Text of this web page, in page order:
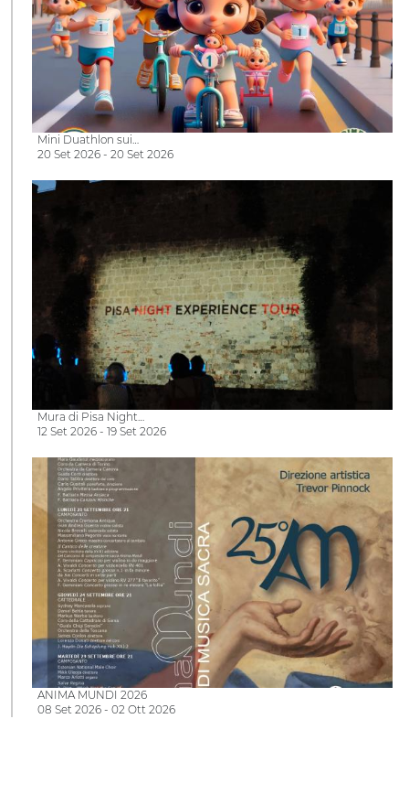
Mini Duathlon sui…
20 Set 2026 - 20 Set 2026
Mura di Pisa Night…
12 Set 2026 - 19 Set 2026
ANIMA MUNDI 2026
08 Set 2026 - 02 Ott 2026